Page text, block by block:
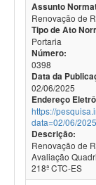
Assunto
Renovação de
Tipo de Ato
Portaria
Número:
0398
Data da
02/06/2025
Endereço
https://
data=02/06/
Descrição:
Renovação de
Avaliação
218ª CTC-ES